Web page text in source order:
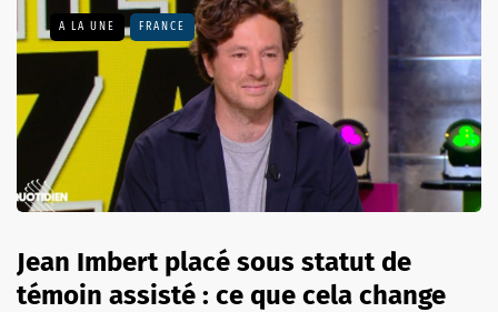
A LA UNE FRANCE
Jean Imbert placé sous statut de
témoin assisté : ce que cela change